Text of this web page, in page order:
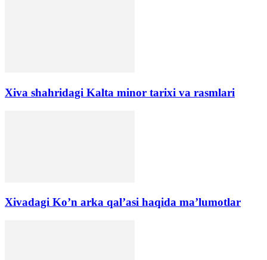
Xiva shahridagi Kalta minor tarixi va rasmlari
Xivadagi Ko’n arka qal’asi haqida ma’lumotlar